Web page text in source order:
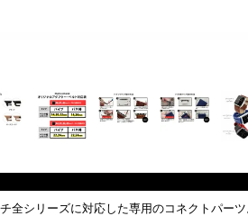
全シリーズに対応した専用のコネクトパー